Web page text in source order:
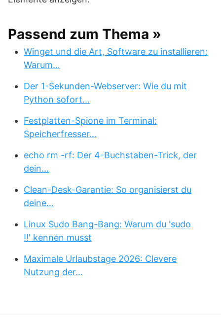
Passend zum Thema »
Winget und die Art, Software zu installieren:
Warum…
Der 1-Sekunden-Webserver: Wie du mit
Python sofort…
Festplatten-Spione im Terminal:
Speicherfresser…
echo rm -rf: Der 4-Buchstaben-Trick, der
dein…
Clean-Desk-Garantie: So organisierst du
deine…
Linux Sudo Bang-Bang: Warum du 'sudo
!!' kennen musst
Maximale Urlaubstage 2026: Clevere
Nutzung der…